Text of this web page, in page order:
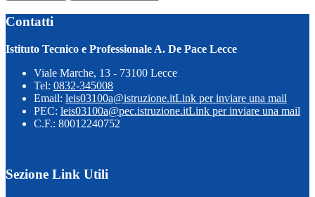
Contatti
Istituto Tecnico e Professionale A. De Pace Lecce
Viale Marche, 13 - 73100 Lecce
Tel: 0832-345008
Email: leis03100a@istruzione.itLink per inviare una mail
PEC: leis03100a@pec.istruzione.itLink per inviare una mail
C.F.: 80012240752
Sezione Link Utili